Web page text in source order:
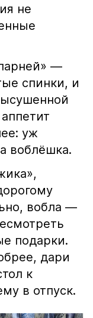
не
—
спинки, и
уж
воблёшка.
вобла —
подарки.
дари
к
в отпуск.